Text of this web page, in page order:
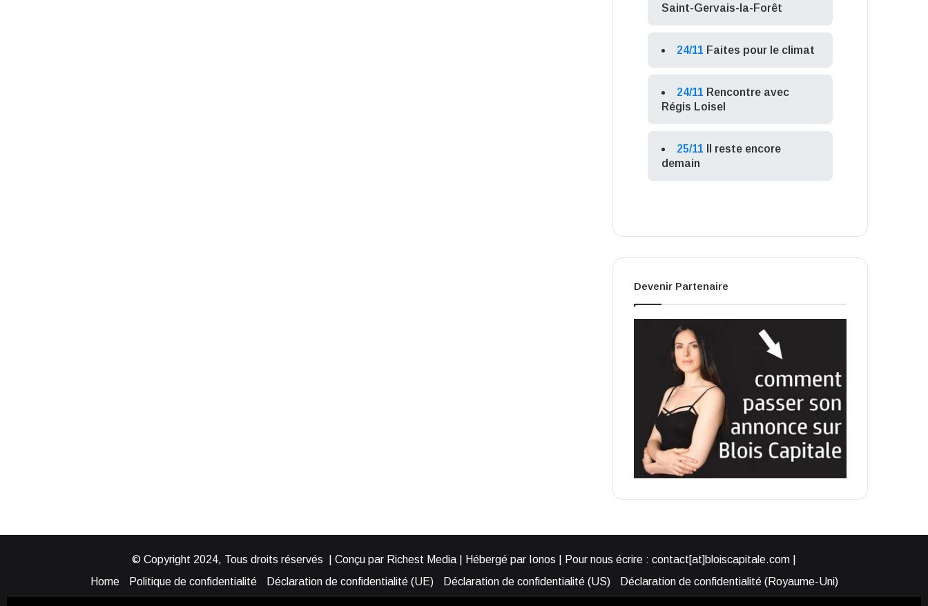
Saint-Gervais-la-Forêt
24/11 Faites pour le climat
24/11 Rencontre avec
Régis Loisel
25/11
Il reste encore
demain
Devenir Partenaire
© Copyright 2024, Tous droits réservés | Conçu par Richest Media | Hébergé par Ionos | Pour nous écrire : contact[at]bloiscapitale.com |
Home
Politique de confidentialité Déclaration de confidentialité (UE) Déclaration de confidentialité (US)
Déclaration de confidentialité (Royaume-Uni)